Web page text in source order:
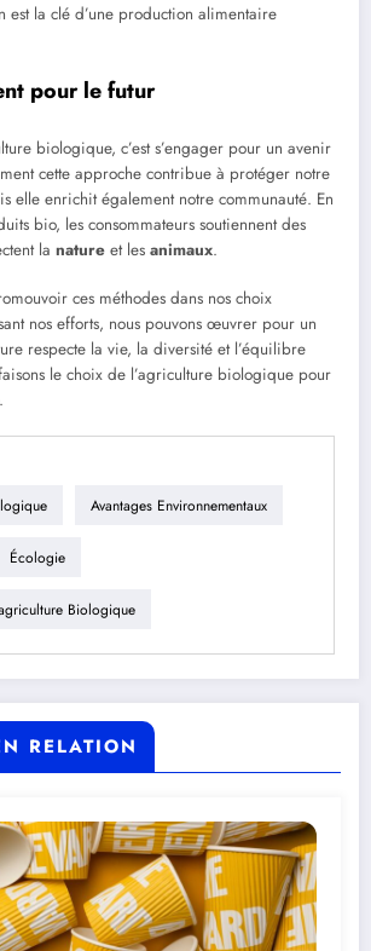
est la clé d’une production alimentaire
pour le futur
biologique, c’est s’engager pour un avenir
cette approche contribue à protéger notre
elle enrichit également notre communauté. En
bio, les consommateurs soutiennent des
la nature et les animaux.
ces méthodes dans nos choix
nos efforts, nous pouvons œuvrer pour un
respecte la vie, la diversité et l’équilibre
le choix de l’agriculture biologique pour
Avantages Environnementaux
Écologie
Biologique
RELATION